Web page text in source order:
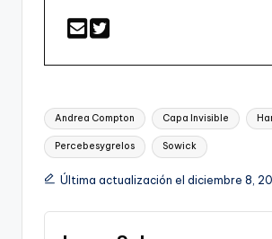
Etiquetas:
Andrea Compton Capa Invisible
Percebesygrelos Sowick
Última actualización el diciembre 8,